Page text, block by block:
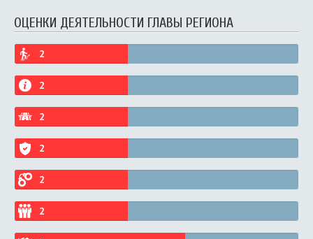
ОЦЕНКИ ДЕЯТЕЛЬНОСТИ ГЛАВЫ РЕГИОНА
2
2
2
2
2
2